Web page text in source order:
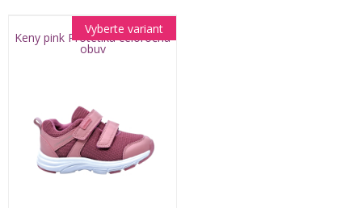
Keny pink Protetika celoročná
obuv
Vyberte variant